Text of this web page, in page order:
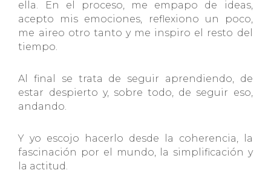
ella. En el proceso, me empapo de ideas,
acepto mis emociones, reflexiono un poco,
me aireo otro tanto y me inspiro el resto del
tiempo.
Al final se trata de seguir aprendiendo, de
estar despierto y, sobre todo, de seguir eso,
andando.
Y yo escojo hacerlo desde la coherencia, la
fascinación por el mundo, la simplificación y
la actitud.